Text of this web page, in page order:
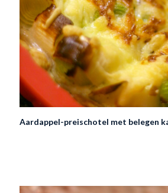
Aardappel-preischotel met belegen